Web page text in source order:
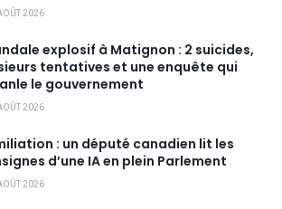
2026
explosif à Matignon : 2 suicides,
tentatives et une enquête qui
le gouvernement
2026
: un député canadien lit les
d’une IA en plein Parlement
2026